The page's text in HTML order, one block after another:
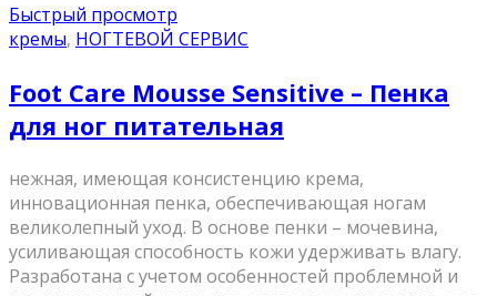
Быстрый просмотр
кремы, НОГТЕВОЙ СЕРВИС
Foot Care Mousse Sensitive – Пенка
для ног питательная
нежная, имеющая консистенцию крема,
инновационная пенка, обеспечивающая ногам
великолепный уход. В основе пенки – мочевина,
усиливающая способность кожи удерживать влагу.
Разработана с учетом особенностей проблемной и